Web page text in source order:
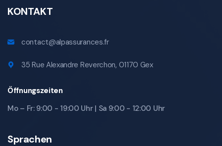
KONTAKT
contact@alpassurances.fr
35 Rue Alexandre Reverchon, 01170 Gex
Öffnungszeiten
Mo – Fr: 9:00 - 19:00 Uhr | Sa 9:00 - 12:00 Uhr
Sprachen